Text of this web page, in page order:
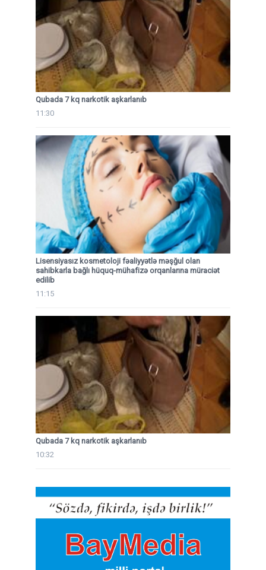
Qubada 7 kq narkotik aşkarlanıb
11:30
Lisensiyasız kosmetoloji fəaliyyətlə məşğul olan
sahibkarla bağlı hüquq-mühafizə orqanlarına müraciət
edilib
11:15
Qubada 7 kq narkotik aşkarlanıb
10:32